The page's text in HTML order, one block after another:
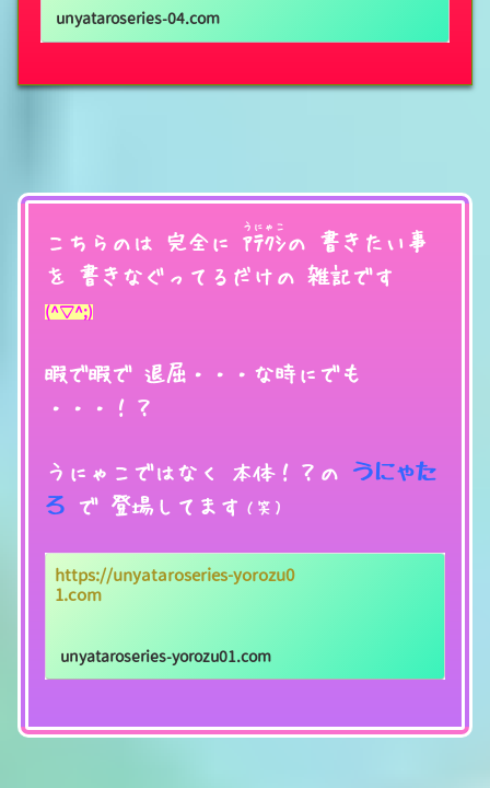
unyataroseries-04.com
こちらのは 完全に ｱﾃｸｼ
うにゃこ
の 書きたい事
を 書きなぐってるだけの 雑記です
(^▽^;)
暇で暇で 退屈・・・な時にでも
・・・！？
うにゃこではなく 本体！？の うにゃた
ろ で 登場してます （笑）
https://unyataroseries-yorozu0
1.com
unyataroseries-yorozu01.com